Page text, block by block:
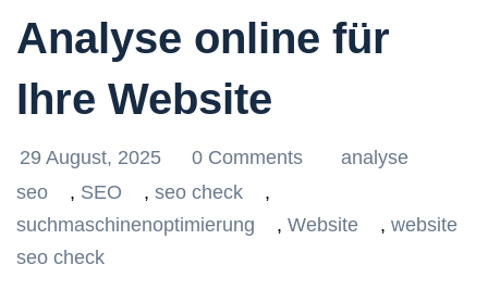
Analyse online für
Ihre Website
29 August, 2025 0 Comments
analyse
seo
, SEO , seo check
,
suchmaschinenoptimierung
, Website , website
seo check